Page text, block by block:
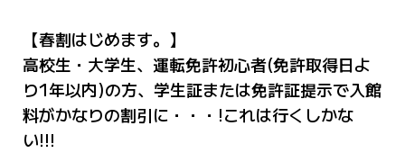
【春割はじめます。】
高校生・大学生、運転免許初心者(免許取得日よ
り1年以内)の方、学生証または免許証提示で入館
料がかなりの割引に・・・!これは行くしかな
い!!!